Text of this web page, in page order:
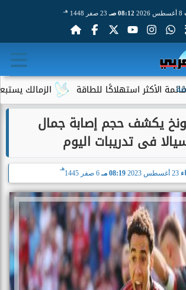
08:12 صـ 23 صفر 1448 هـ
الزمالك يستبعد 4 لاعبين شباب من حساباته في الموسم الجديد استهلاكًا للطاقة
يكشف حجم إصابة جمال
فى تدريبات اليوم
23 أغسطس 2023 08:19 مـ 6 صفر 1445
هـ